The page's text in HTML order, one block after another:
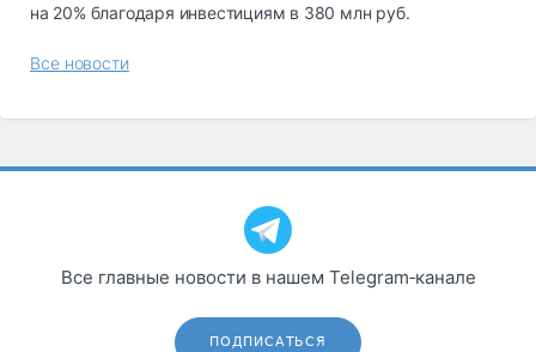
на 20% благодаря инвестициям в 380 млн руб.
Все новости
Все главные новости в нашем Telegram‑канале
ПОДПИСАТЬСЯ